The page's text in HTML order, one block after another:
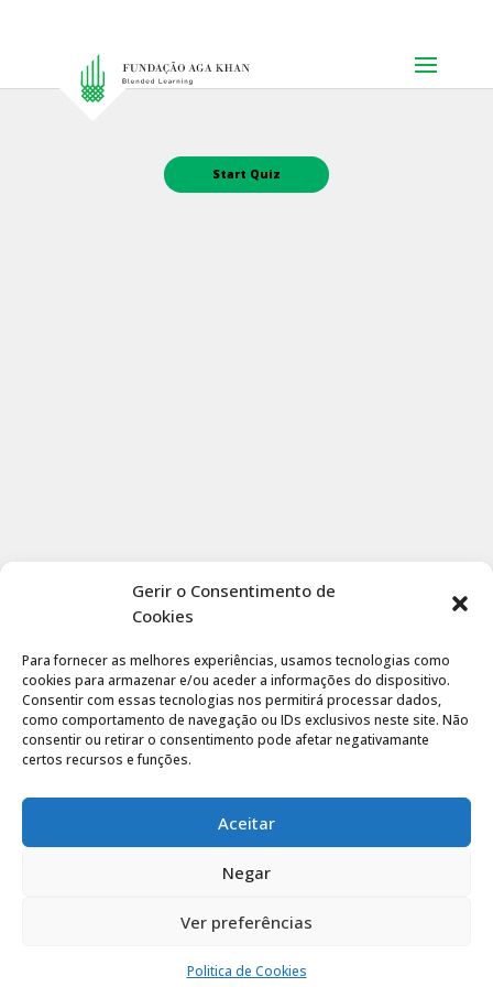
Gerir o Consentimento de
Cookies
Para fornecer as melhores experiências, usamos tecnologias como
cookies para armazenar e/ou aceder a informações do dispositivo.
Consentir com essas tecnologias nos permitirá processar dados,
como comportamento de navegação ou IDs exclusivos neste site. Não
consentir ou retirar o consentimento pode afetar negativamante
certos recursos e funções.
Aceitar
Negar
Ver preferências
Politica de Cookies
Politica de privacidade